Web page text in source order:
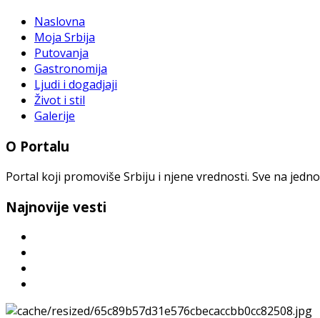
Naslovna
Moja Srbija
Putovanja
Gastronomija
Ljudi i dogadjaji
Život i stil
Galerije
O Portalu
Portal koji promoviše Srbiju i njene vrednosti. Sve na
Najnovije vesti